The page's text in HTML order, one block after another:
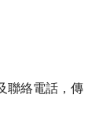
聯絡電話，傳